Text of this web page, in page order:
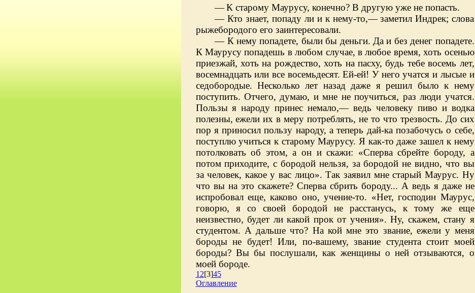
—К старому Маурусу, конечно? В другую уже не попасть.
— Кто знает, попаду ли и к нему-то,— заметил Индрек; слова
рыжебородого его заинтересовали.
— К нему попадете, были бы деньги. Да и без денег попадете.
К Маурусу попадешь в любом случае, в любое время, хоть осенью
приезжай, хоть на рождество, хоть на пасху, будь тебе восемь лет,
восемнадцать или все восемьдесят. Ей-ей! У него учатся и лысые и
седобородые. Несколько лет назад даже я решил было к нему
поступить. Отчего, думаю, и мне не поучиться, раз люди учатся.
Пользы я народу принес немало,— ведь человеку пиво и водка
полезны, ежели их в меру потреблять, не то что трезвость. До сих
пор я приносил пользу народу, а теперь дай-ка позабочусь о себе,
поступлю учиться к старому Маурусу. Я как-то даже зашел к нему
потолковать об этом, а он и скажи: «Сперва сбрейте бороду, а
потом приходите, с бородой нельзя, за бородой не видно, что вы
за человек, какое у вас лицо». Так заявил мне старый Маурус. Ну
что вы на это скажете? Сперва сбрить бороду... А ведь я даже не
испробовал еще, каково оно, учение-то. «Нет, господин Маурус,
говорю, я со своей бородой не расстанусь, к тому же еще
неизвестно, будет ли какой прок от учения». Ну, скажем, стану я
студентом. А дальше что? На кой мне это звание, ежели у меня
бороды не будет! Или, по-вашему, звание студента стоит моей
бороды? Вы бы послушали, как женщины о ней отзываются, о
моей бороде.
1 2[3]45
Оглавление